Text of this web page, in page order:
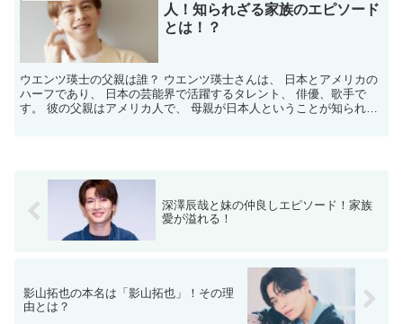
人！知られざる家族のエピソード
とは！？
ウエンツ瑛士の父親は誰？ ウエンツ瑛士さんは、 日本とアメリカの
ハーフであり、 日本の芸能界で活躍するタレント、 俳優、歌手で
す。 彼の父親はアメリカ人で、 母親が日本人ということが知られて
深澤辰哉と妹の仲良しエピソード！家族
愛が溢れる！
影山拓也の本名は「影山拓也」！その理
由とは？